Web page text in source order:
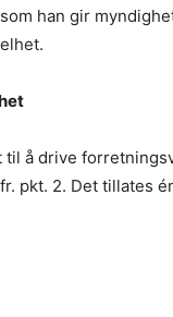
han gir
å drive
pkt. 2. Det tillates